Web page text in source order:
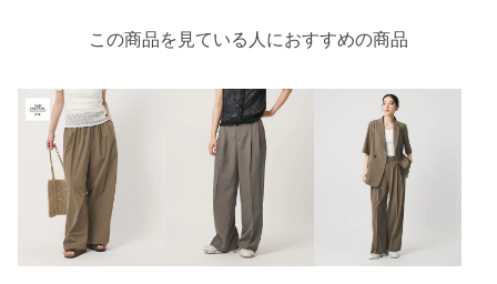
この商品を見ている人におすすめの商品